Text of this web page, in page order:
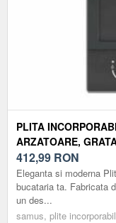
PLITA
ARZATOARE,
ELECTRICA (NEGRU)
412,99 RON
Eleganta si moderna
bucataria ta. Fabricata
un des...
samus, plite